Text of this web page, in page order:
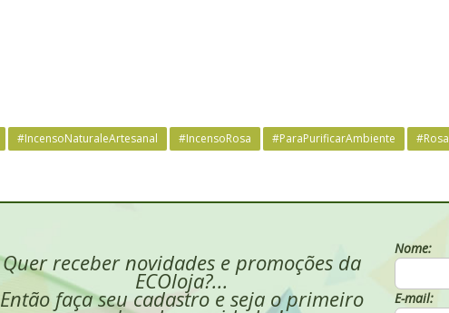
#IncensoNaturaleArtesanal #IncensoRosa #ParaPurificarAmbiente #Rosa
Quer receber novidades e promoções da
ECOloja?...
Então faça seu cadastro e seja o primeiro
Nome:
E-mail: